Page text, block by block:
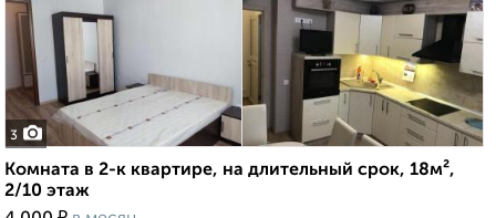
3
Комната в 2-к квартире, на длительный срок, 18м²,
2/10 этаж